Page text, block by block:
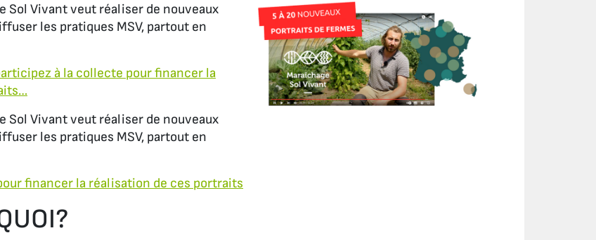
Sol Vivant veut réaliser de nouveaux
les pratiques MSV, partout en
à la collecte pour financer la
Sol Vivant veut réaliser de nouveaux
les pratiques MSV, partout en
financer la réalisation de ces portraits